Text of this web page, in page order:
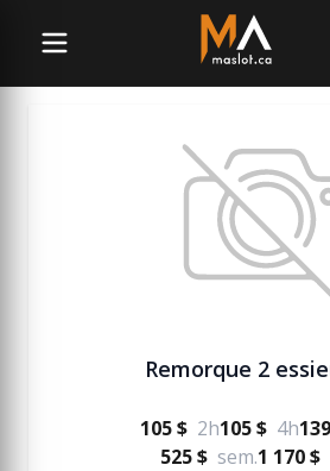
Remorque
Remorque 2
105 $ 2h105 $ 4h
525 $ sem.1 170 $